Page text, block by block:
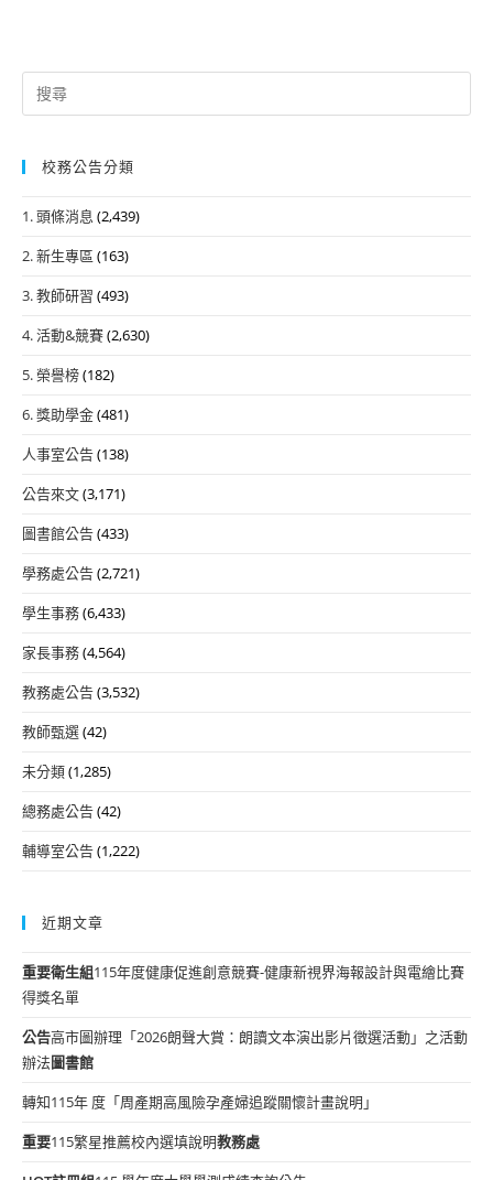
Search
for:
校務公告分類
1. 頭條消息 (2,439)
2. 新生專區 (163)
3. 教師研習 (493)
4. 活動&競賽(2,630)
5. 榮譽榜(182)
6. 獎助學金(481)
人事室公告(138)
公告來文(3,171)
圖書館公告(433)
學務處公告(2,721)
學生事務(6,433)
家長事務(4,564)
教務處公告(3,532)
教師甄選(42)
未分類(1,285)
總務處公告(42)
輔導室公告(1,222)
近期文章
重要衛生組115年度健康促進創意競賽-健康新視界海報設計與電繪比賽
得獎名單
公告高市圖辦理「2026朗聲大賞：朗讀文本演出影片徵選活動」之活動
辦法圖書館
轉知115年 度「周產期高風險孕產婦追蹤關懷計畫說明」
重要115繁星推薦校內選填說明教務處